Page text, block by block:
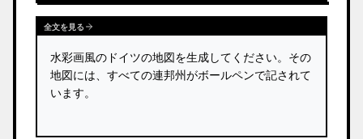
全文を見る
水彩画風のドイツの地図を生成してください。その
地図には、すべての連邦州がボールペンで記されて
います。